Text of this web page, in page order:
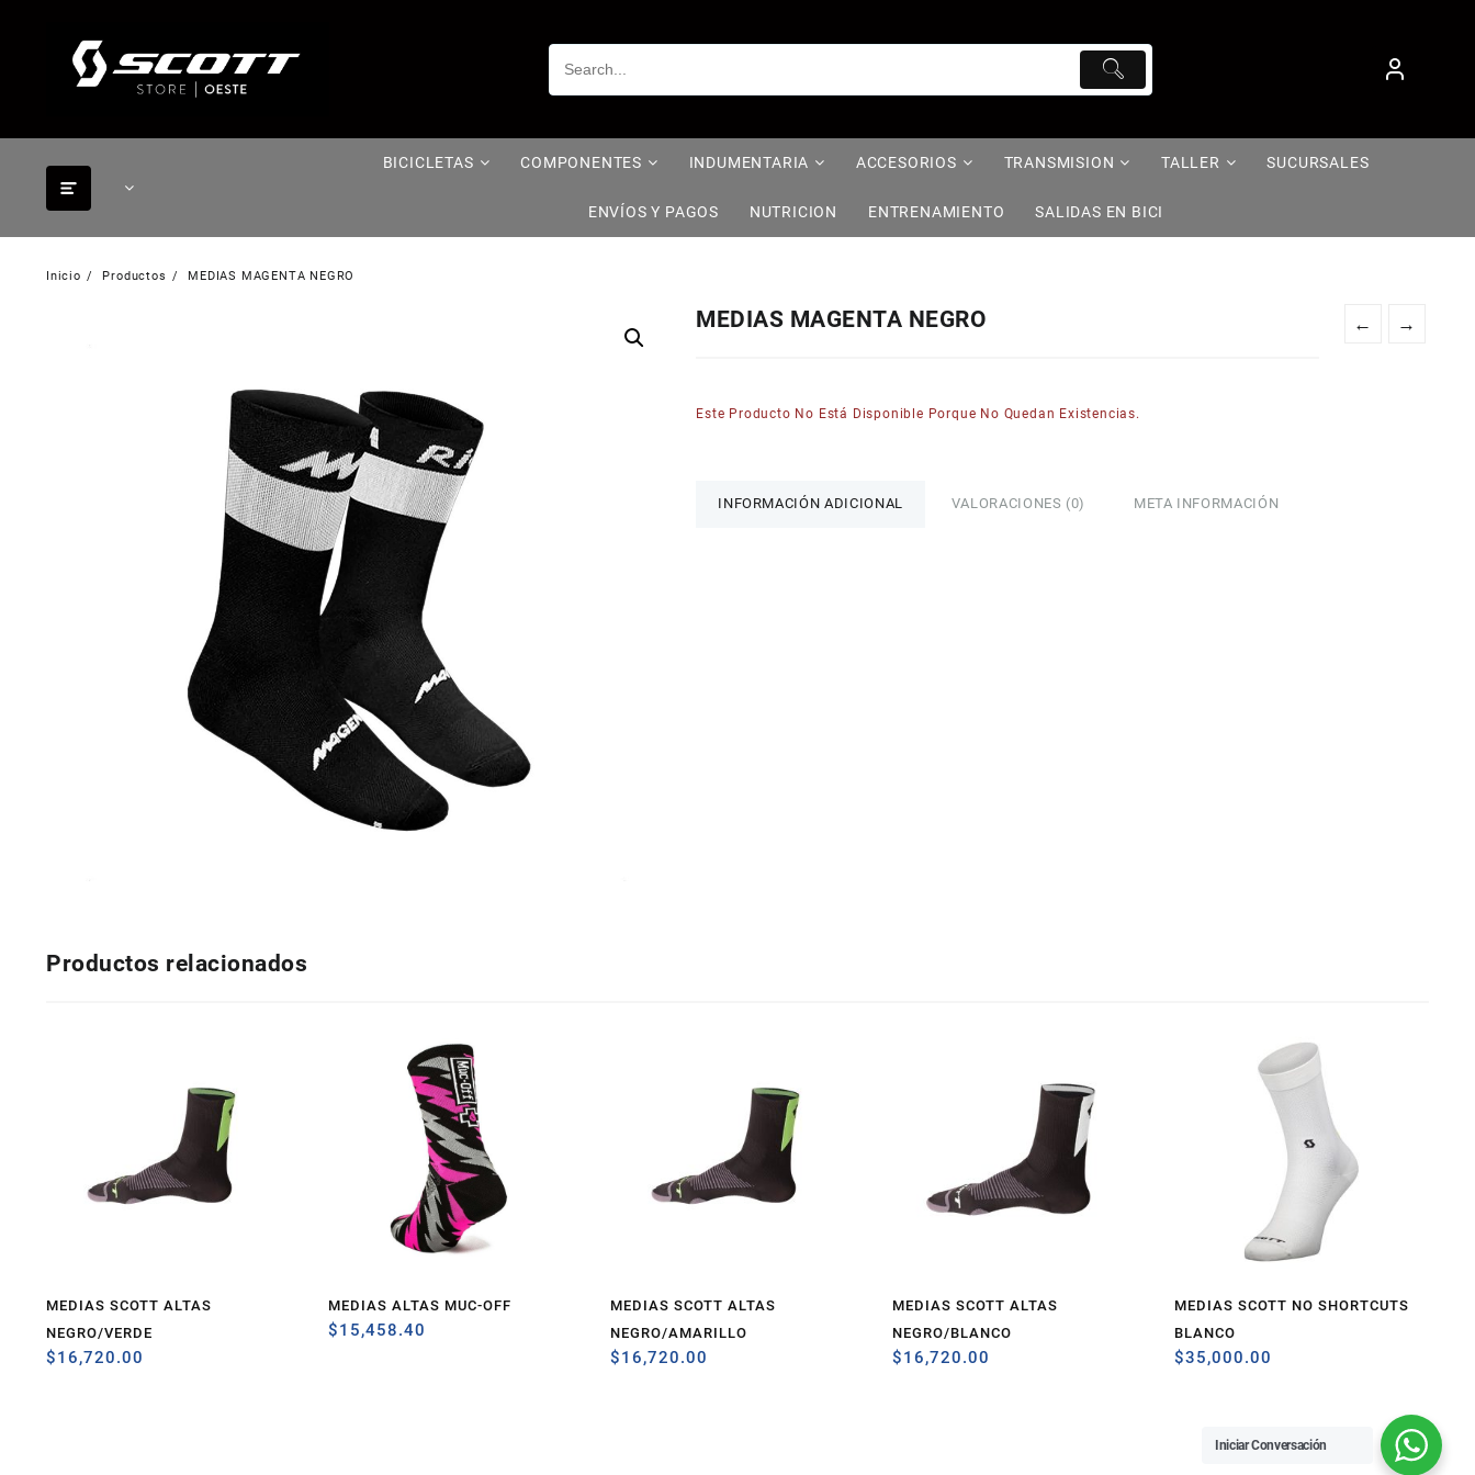
BICICLETAS COMPONENTES INDUMENTARIA ACCESORIOS TRANSMISION TALLER SUCURSALES
ENVÍOS Y PAGOS NUTRICION ENTRENAMIENTO SALIDAS EN BICI
Inicio Productos MEDIAS MAGENTA NEGRO
← →
MEDIAS MAGENTA NEGRO
Este Producto No Está Disponible Porque No Quedan Existencias.
INFORMACIÓN ADICIONAL VALORACIONES (0) META INFORMACIÓN
Productos relacionados
MEDIAS SCOTT ALTAS
NEGRO/VERDE
$16,720.00
MEDIAS ALTAS MUC-OFF
$15,458.40
MEDIAS SCOTT ALTAS
NEGRO/AMARILLO
$16,720.00
MEDIAS SCOTT ALTAS
NEGRO/BLANCO
$16,720.00
MEDIAS SCOTT NO SHORTCUTS
BLANCO
$35,000.00
Iniciar Conversación